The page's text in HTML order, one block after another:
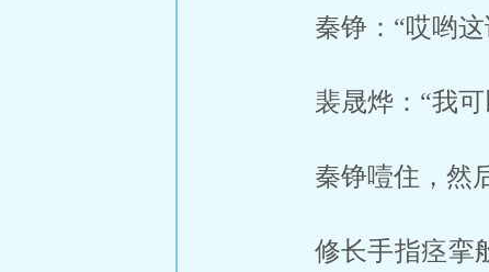
秦铮：“哎哟
裴晟烨：“我
秦铮噎住，然
修长手指痉挛